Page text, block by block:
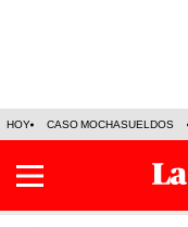
HOY CASO MOCHASUELDOS